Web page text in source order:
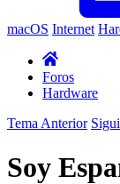
macOS Internet
Foros
Hardware
Tema Anterior
Soy